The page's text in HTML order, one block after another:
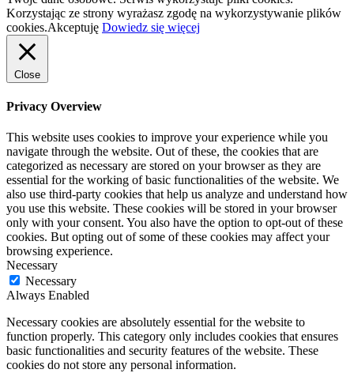
Korzystając ze strony wyrażasz zgodę na wykorzystywanie plików
cookies.Akceptuję Dowiedz się więcej
Close
Privacy Overview
This website uses cookies to improve your experience while you
navigate through the website. Out of these, the cookies that are
categorized as necessary are stored on your browser as they are
essential for the working of basic functionalities of the website. We
also use third-party cookies that help us analyze and understand how
you use this website. These cookies will be stored in your browser
only with your consent. You also have the option to opt-out of these
cookies. But opting out of some of these cookies may affect your
browsing experience.
Necessary
Necessary
Always Enabled
Necessary cookies are absolutely essential for the website to
function properly. This category only includes cookies that ensures
basic functionalities and security features of the website. These
cookies do not store any personal information.